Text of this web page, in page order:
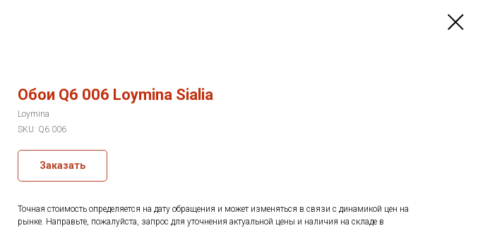
Обои Q6 006 Loymina Sialia
Loymina
SKU: Q6 006
Заказать
Точная стоимость определяется на дату обращения и может изменяться в связи с динамикой цен на
рынке. Направьте, пожалуйста, запрос для уточнения актуальной цены и наличия на складе в